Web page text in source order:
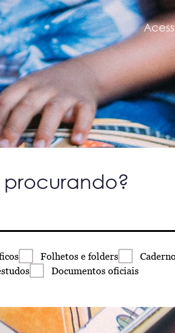
Folhetos e folders
Documentos oficiais